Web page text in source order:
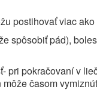
postihovať viac
spôsobiť pád),
pri pokračovaní v
môže časom